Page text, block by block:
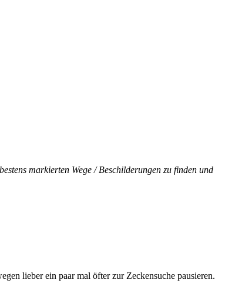
markierten Wege / Beschilderungen zu finden und
lieber ein paar mal öfter zur Zeckensuche pausieren.